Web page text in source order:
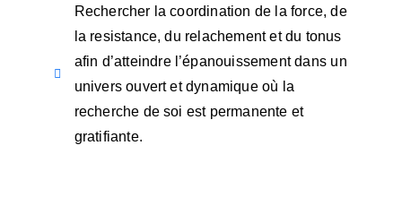
Rechercher la coordination de la force, de
la resistance, du relachement et du tonus
afin d’atteindre l’épanouissement dans un
univers ouvert et dynamique où la
recherche de soi est permanente et
gratifiante.